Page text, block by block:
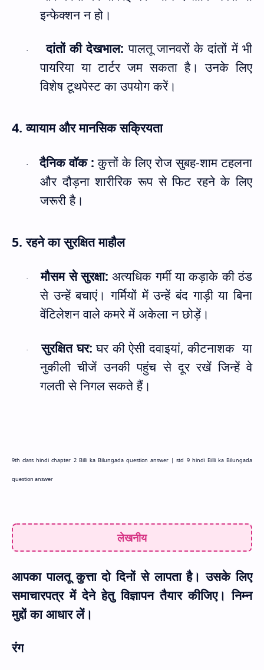
इन्फेक्शन न हो।
· दांतों की देखभाल: पालतू जानवरों के दांतों में भी
पायरिया या टार्टर जम सकता है। उनके लिए
विशेष टूथपेस्ट का उपयोग करें।
4.व्यायाम और मानसिक सक्रियता
· दैनिक वॉक : कुत्तों के लिए रोज सुबह-शाम टहलना
और दौड़ना शारीरिक रूप से फिट रहने के लिए
जरूरी है।
5.रहने का सुरक्षित माहौल
· मौसम से सुरक्षा: अत्यधिक गर्मी या कड़ाके की ठंड
से उन्हें बचाएं। गर्मियों में उन्हें बंद गाड़ी या बिना
वेंटिलेशन वाले कमरे में अकेला न छोड़ें।
· सुरक्षित घर: घर की ऐसी दवाइयां,कीटनाशक या
नुकीली चीजें उनकी पहुंच से दूर रखें जिन्हें वे
गलती से निगल सकते हैं।
9th class hindi chapter 2 Billi ka Bilungada question answer |std 9 hindi Billi ka Bilungada
question answer
लेखनीय
आपका पालतू कुत्ता दो दिनों से लापता है। उसके लिए
समाचारपत्र में देने हेतु विज्ञापन तैयार कीजिए। निम्न
मुद्दों का आधार लें।
रंग